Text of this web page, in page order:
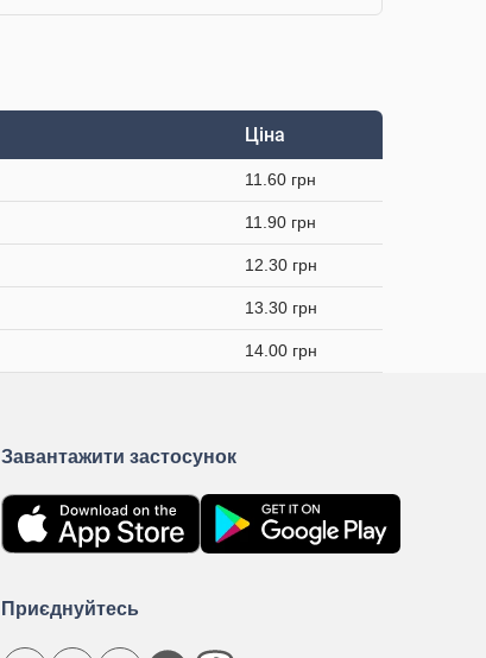
Ціна
11.60 грн
11.90 грн
12.30 грн
13.30 грн
14.00 грн
Завантажити застосунок
Приєднуйтесь